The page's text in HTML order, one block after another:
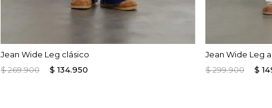
Jean Wide Leg clásico
$269.900 $ 134.950
Jean Wide Leg a
$299.900 $